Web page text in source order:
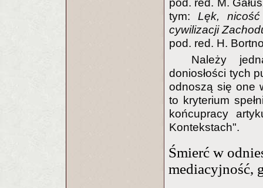
pod. red. M.
tym: Lęk,
cywilizacji
pod. red. H.
Należy
doniosłości tych
odnoszą się one
to kryterium
końcupracy
Kontekstach".
Śmierć w
mediacyjność,